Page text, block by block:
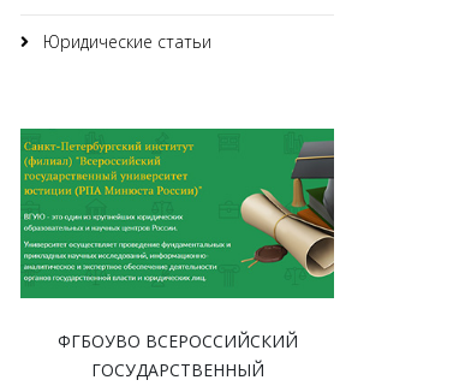
Юридические статьи
ФГБОУВО ВСЕРОССИЙСКИЙ
ГОСУДАРСТВЕННЫЙ